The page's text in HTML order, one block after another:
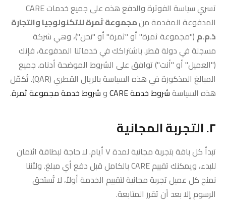
تسري سياسة الفوترة والدفع هذه على جميع خدمات CARE
المدفوعة المقدمة منمجموعة ثمرة للتكنولوجيا والتجارة
ذ.م.م ("مجموعة ثمرة" أو "ثمرة" أو "نحن")، وهي شركة
مسجلة في دولة قطر. باشتراكك في خدماتنا المدفوعة، فإنك
("العميل" أو "أنت") توافق على الشروط الموضحة أدناه. جميع
المبالغ المذكورة في هذه السياسة بالريال القطري (QAR). تُكمّل
هذه السياسةشروط خدمة CARE وشروط خدمة مجموعة ثمرة.
٢. التجربة المجانية
تبدأ كل باقة بتجربة مجانية لمدة ٧ أيام. لا حاجة لبطاقة ائتمان
للبدء، ويمكنك تقييم CARE بالكامل قبل دفع أي مبلغ. ولأننا
نمنح كل عميل تجربة مجانية لتقييم الخدمة أولاً، لا تُستحق
الرسوم إلا بعد أن تقرر المتابعة.